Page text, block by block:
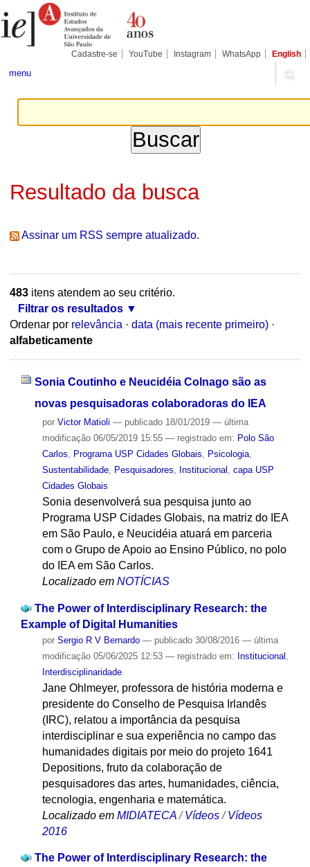
para
conteúdo.
Pessoais
Cadastre-se YouTube Instagram WhatsApp English
menu
Resultado da busca
Assinar um RSS sempre atualizado.
483itens atendem ao seu critério.
Filtrar os resultados
Ordenar por relevância · data (mais recente primeiro) ·
alfabeticamente
Sonia Coutinho e Neucidéia Colnago são as
novas pesquisadoras colaboradoras do IEA
por Victor Matioli — publicado18/01/2019 — última
modificação06/05/2019 15:55 — registrado em: Polo São
Carlos
Programa USP Cidades Globais Psicologia,
Sustentabilidade, Pesquisadores Institucional
capa USP
Cidades Globais
Sonia desenvolverá sua pesquisa junto ao
Programa USP Cidades Globais, na matriz do IEA
em São Paulo, e Neucidéia atuará em parceria
com o Grupo de Apoio ao Ensino Público, no polo
do IEA em São Carlos.
Localizado em NOTÍCIAS
The Power of Interdisciplinary Research: the
Example of Digital Humanities
por Sergio R V Bernardo — publicado30/08/2016 — última
modificação05/06/2025 12:53 — registrado em: Institucional
Interdisciplinaridade
Jane Ohlmeyer, professora de história moderna e
presidente do Conselho de Pesquisa Irlandês
(IRC), relatou a importância da pesquisa
interdisciplinar e sua experiência no campo das
humanidades digitais por meio do projeto 1641
Depositions, fruto da colaboração de
pesquisadores das artes, humanidades, ciência,
tecnologia, engenharia e matemática.
Localizado em MIDIATECA /Vídeos /Vídeos
2016
The Power of Interdisciplinary Research: the